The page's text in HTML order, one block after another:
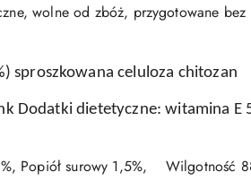
wolne od zbóż, przygotowane bez
sproszkowana celuloza chitozan
Dodatki dietetyczne: witamina E
Popiół surowy 1,5%, Wilgotność